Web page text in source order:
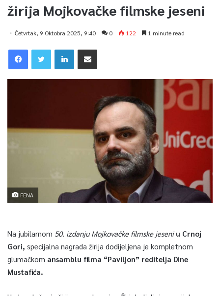
žirija Mojkovačke filmske jeseni
Četvrtak, 9 Oktobra 2025, 9:40 0 122 1 minute read
FENA
Na jubilarnom 50. izdanju Mojkovačke filmske jeseni u Crnoj
Gori, specijalna nagrada žirija dodijeljena je kompletnom
glumačkom ansamblu filma “Paviljon” reditelja Dine
Mustafića.